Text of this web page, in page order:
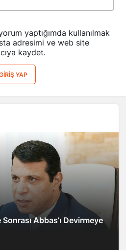
yaptığımda kullanılmak
adresimi ve web site
kaydet.
YAP
Abbas’ı Devirmeye